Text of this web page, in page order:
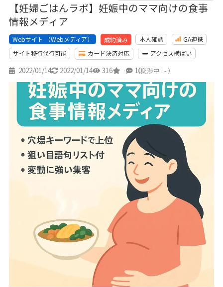
【妊婦ごはんラボ】妊娠中のママ向けの食事
情報メディア
Webサイト （Webメディア） 成約済み 本人確認
GA連携
サイト移行代行可能
カード決済対応 アクセス横ばい
2022/01/14 2022/01/14 316 - 10
（交渉中 : - ）